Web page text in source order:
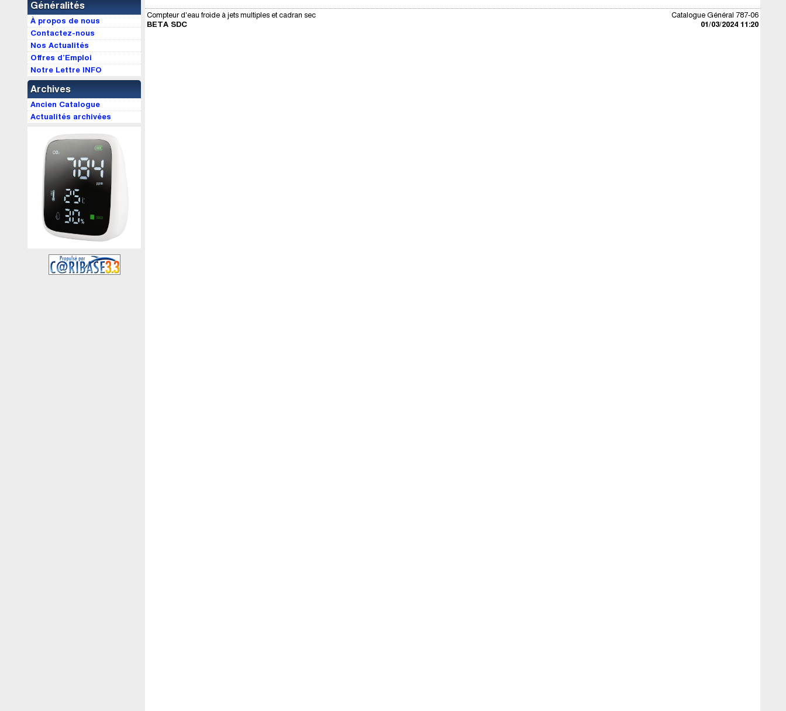
Généralités
À propos de nous
Contactez-nous
Nos Actualités
Offres d’Emploi
Notre Lettre INFO
Archives
Ancien Catalogue
Actualités archivées
Catalogue Général 787-06
01/03/2024 11:20
Compteur d'eau froide à jets multiples et cadran sec
BETA SDC